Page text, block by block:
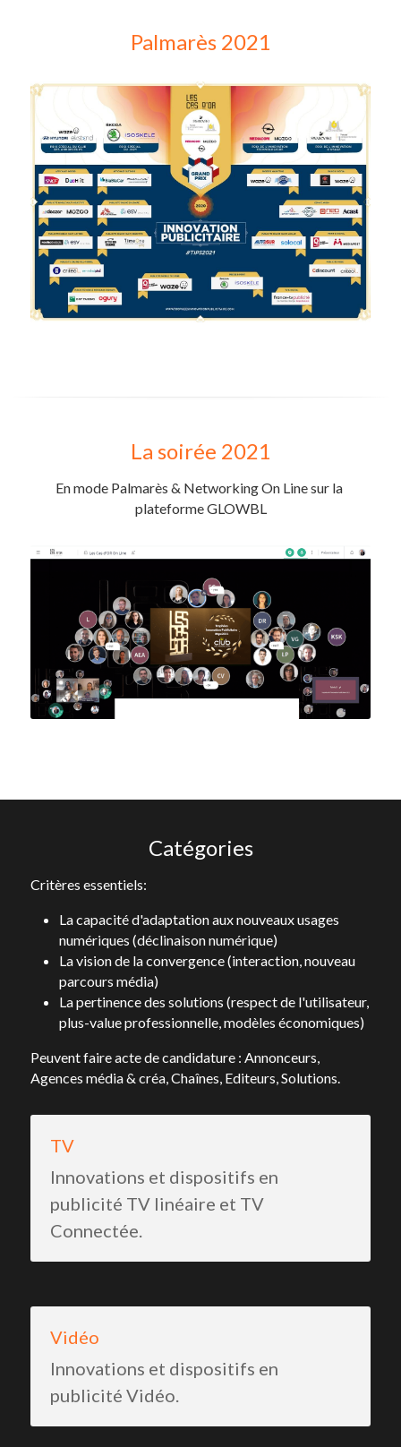
Palmarès 2021
La soirée 2021
En mode Palmarès & Networking On Line sur la
plateforme GLOWBL
Catégories
Critères essentiels:
La capacité d'adaptation aux nouveaux usages
numériques (déclinaison numérique)
La vision de la convergence (interaction, nouveau
parcours média)
La pertinence des solutions (respect de l'utilisateur,
plus-value professionnelle, modèles économiques)
Peuvent faire acte de candidature : Annonceurs,
Agences média & créa, Chaînes, Editeurs, Solutions.
TV
Innovations et dispositifs en
publicité TV linéaire et TV
Connectée.
Vidéo
Innovations et dispositifs en
publicité Vidéo.